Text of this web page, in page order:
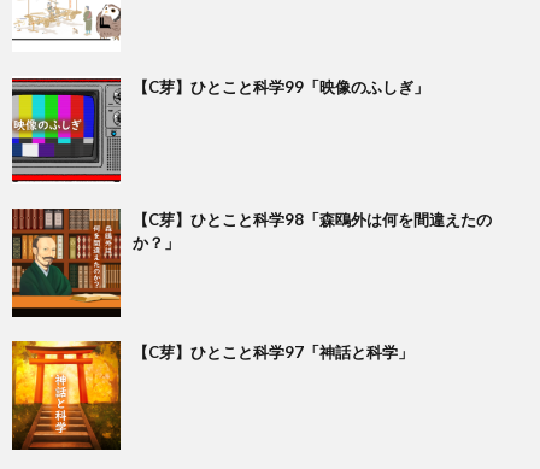
【C芽】ひとこと科学99「映像のふしぎ」
【C芽】ひとこと科学98「森鴎外は何を間違えたの
か？」
【C芽】ひとこと科学97「神話と科学」